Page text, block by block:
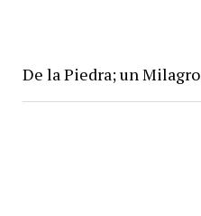
De la Piedra; un Milagro